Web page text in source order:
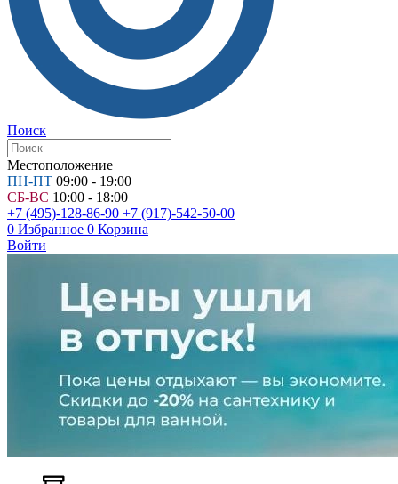
Поиск
Местоположение
ПН-ПТ 09:00 - 19:00
СБ-ВС 10:00 - 18:00
+7 (495)-128-86-90 +7 (917)-542-50-00
0 Избранное 0 Корзина
Войти